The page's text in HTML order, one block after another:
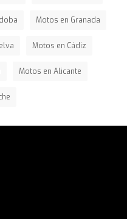
Motos en Granada
Motos en Cádiz
Motos en Alicante